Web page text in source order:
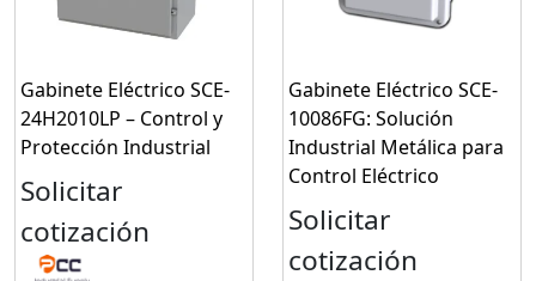
Gabinete Eléctrico SCE-
24H2010LP – Control y
Protección Industrial
Solicitar
cotización
Gabinete Eléctrico SCE-
10086FG: Solución
Industrial Metálica para
Control Eléctrico
Solicitar
cotización